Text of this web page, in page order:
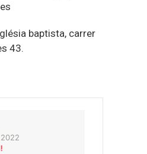
baptista, carrer
43.